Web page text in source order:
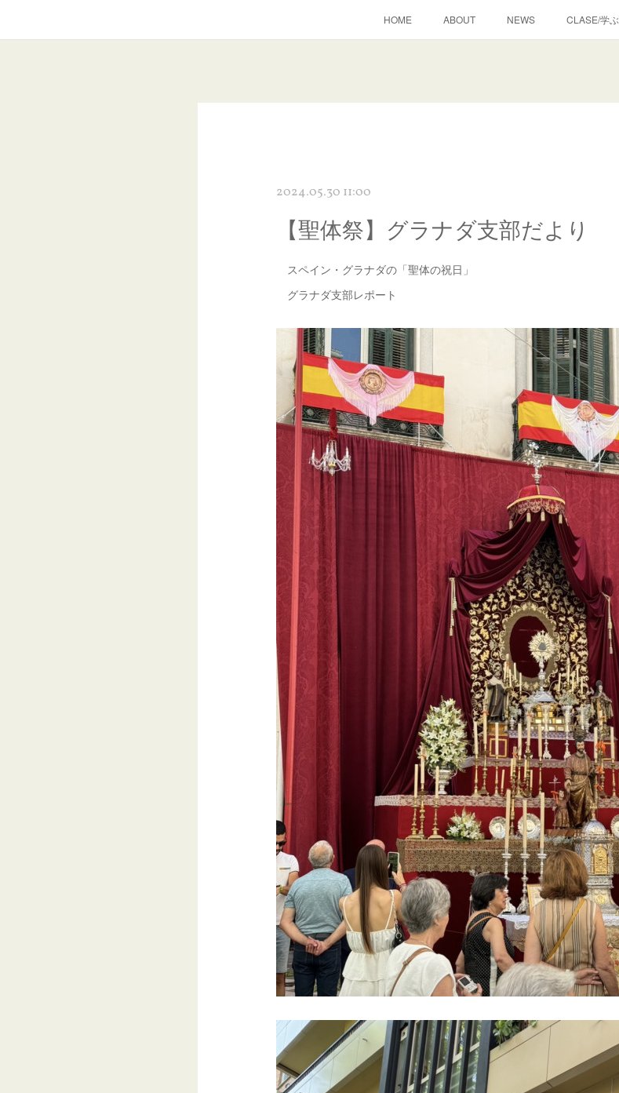
HOME ABOUT NEWS CLASE/学ぶ
2024.05.30 11:00
【聖体祭】グラナダ支部だより
スペイン・グラナダの「聖体の祝日」
グラナダ支部レポート